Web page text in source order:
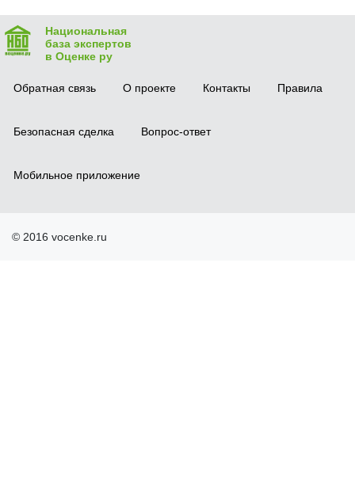
Национальная
база экспертов
в Оценке ру
Обратная связь О проекте Контакты Правила
Безопасная сделка Вопрос-ответ
Мобильное приложение
© 2016 vocenke.ru